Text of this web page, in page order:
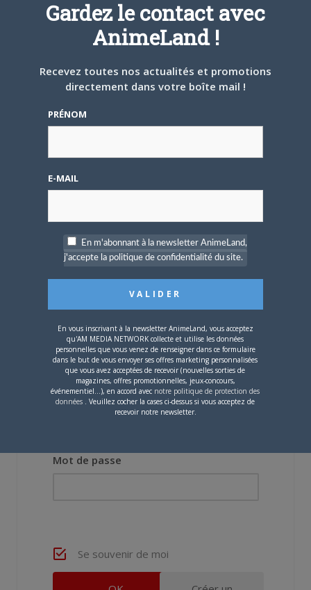
4 AOÛT 2026 0
Une nouvelle série TV
Digimon en préparation
4 JUILLET 2026 0
[Entretien] Mokochan : «
Lors des prémices du
demandé de suivre au
originel.»
Vous devezvous connecterpour laisser un
Nom d'utilisateur ou adresse e-mail
Mot de passe
Se souvenir de moi
Gardez le contact avec
AnimeLand !
Recevez toutes nos actualités et promotions
directement dans votre boîte mail !
PRÉNOM
E-MAIL
En m'abonnant à la newsletter AnimeLand,
j'accepte la politique de confidentialité du site.
En vous inscrivant à la newsletter AnimeLand, vous acceptez
qu'AM MEDIA NETWORK collecte et utilise les données
personnelles que vous venez de renseigner dans ce formulaire
dans le but de vous envoyer ses offres marketing personnalisées
que vous avez acceptées de recevoir (nouvelles sorties de
magazines, offres promotionnelles, jeux-concours,
événementiel...), en accord avec notre politique de protection des
données . Veuillez cocher la cases ci-dessus si vous acceptez de
recevoir notre newsletter.